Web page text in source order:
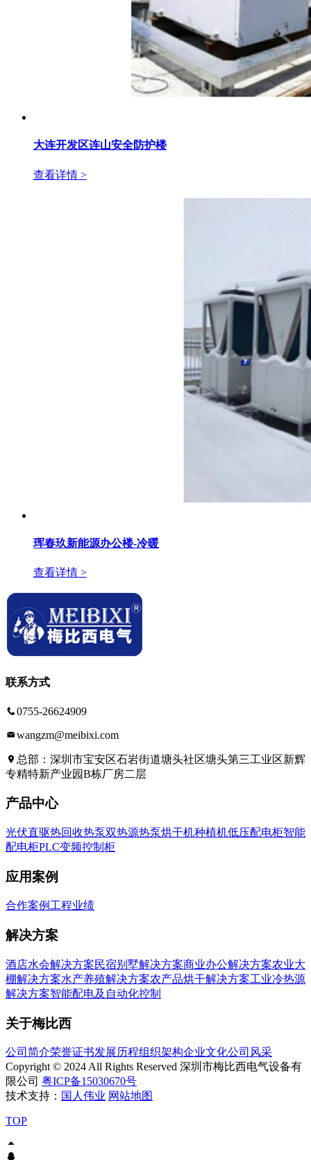
大连开发区连山安全防护楼
查看详情 >
珲春玖新能源办公楼-冷暖
查看详情 >
联系方式
0755-26624909
wangzm@meibixi.com
总部：深圳市宝安区石岩街道塘头社区塘头第三工业区新辉
专精特新产业园B栋厂房二层
产品中心
光伏直驱热回收热泵双热源热泵烘干机种植机低压配电柜智能
配电柜PLC变频控制柜
应用案例
合作案例工程业绩
解决方案
酒店水会解决方案民宿别墅解决方案商业办公解决方案农业大
棚解决方案水产养殖解决方案农产品烘干解决方案工业冷热源
解决方案智能配电及自动化控制
关于梅比西
公司简介荣誉证书发展历程组织架构企业文化公司风采
Copyright © 2024 All Rights Reserved 深圳市梅比西电气设备有
限公司 粤ICP备15030670号
技术支持： 国人伟业 网站地图
TOP